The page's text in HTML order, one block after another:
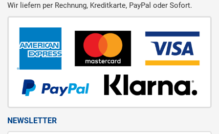
Wir liefern per Rechnung, Kreditkarte, PayPal oder Sofort.
NEWSLETTER